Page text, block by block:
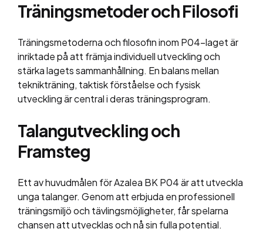
Träningsmetoder och Filosofi
Träningsmetoderna och filosofin inom P04-laget är
inriktade på att främja individuell utveckling och
stärka lagets sammanhållning. En balans mellan
teknikträning, taktisk förståelse och fysisk
utveckling är central i deras träningsprogram.
Talangutveckling och
Framsteg
Ett av huvudmålen för Azalea BK P04 är att utveckla
unga talanger. Genom att erbjuda en professionell
träningsmiljö och tävlingsmöjligheter, får spelarna
chansen att utvecklas och nå sin fulla potential.